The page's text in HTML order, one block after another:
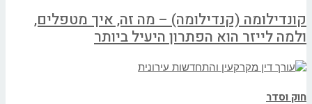
קונדילומה (קנדילומה) – מה זה, איך מטפלים,
ולמה לייזר הוא הפתרון היעיל ביותר
חוק וסדר